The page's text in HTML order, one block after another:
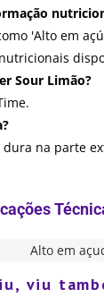
'Alto em
Sour Limão?
na parte
Alto em
viu